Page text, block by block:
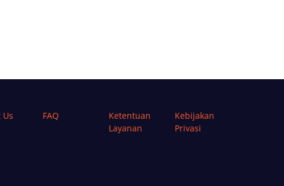
FAQ
Ketentuan
Layanan
Kebijakan
Privasi